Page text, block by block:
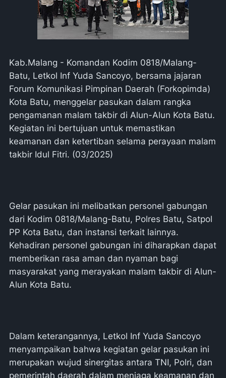
Kab.Malang - Komandan Kodim 0818/Malang-
Batu, Letkol Inf Yuda Sancoyo, bersama jajaran
Forum Komunikasi Pimpinan Daerah (Forkopimda)
Kota Batu, menggelar pasukan dalam rangka
pengamanan malam takbir di Alun-Alun Kota Batu.
Kegiatan ini bertujuan untuk memastikan
keamanan dan ketertiban selama perayaan malam
takbir Idul Fitri. (03/2025)
Gelar pasukan ini melibatkan personel gabungan
dari Kodim 0818/Malang-Batu, Polres Batu, Satpol
PP Kota Batu, dan instansi terkait lainnya.
Kehadiran personel gabungan ini diharapkan dapat
memberikan rasa aman dan nyaman bagi
masyarakat yang merayakan malam takbir di Alun-
Alun Kota Batu.
Dalam keterangannya, Letkol Inf Yuda Sancoyo
menyampaikan bahwa kegiatan gelar pasukan ini
merupakan wujud sinergitas antara TNI, Polri, dan
pemerintah daerah dalam menjaga keamanan dan